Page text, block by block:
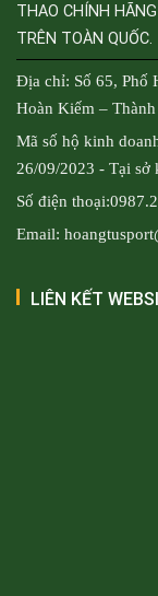
THAO CHÍNH HÃNG
TRÊN TOÀN QUỐC.
Địa chỉ: Số 65, Phố
Hoàn Kiếm –
Mã số hộ kinh
26/09/2023 - Tại sở
Số điện
Email:
LIÊN KẾT